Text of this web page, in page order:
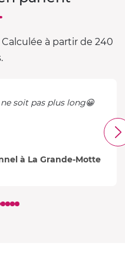
Calculée à partir de 240
soit pas plus long😀
à La Grande-Motte